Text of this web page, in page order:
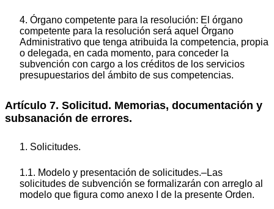
4. Órgano competente para la resolución: El órgano
competente para la resolución será aquel Órgano
Administrativo que tenga atribuida la competencia, propia
o delegada, en cada momento, para conceder la
subvención con cargo a los créditos de los servicios
presupuestarios del ámbito de sus competencias.
Artículo 7. Solicitud. Memorias, documentación y
subsanación de errores.
1. Solicitudes.
1.1. Modelo y presentación de solicitudes.–Las
solicitudes de subvención se formalizarán con arreglo al
modelo que figura como anexo I de la presente Orden.